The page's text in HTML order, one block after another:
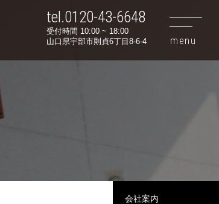
tel.0120-43-6648
受付時間 10:00 ~ 18:00
山口県宇部市則貞6丁目8-6-4
会社案内